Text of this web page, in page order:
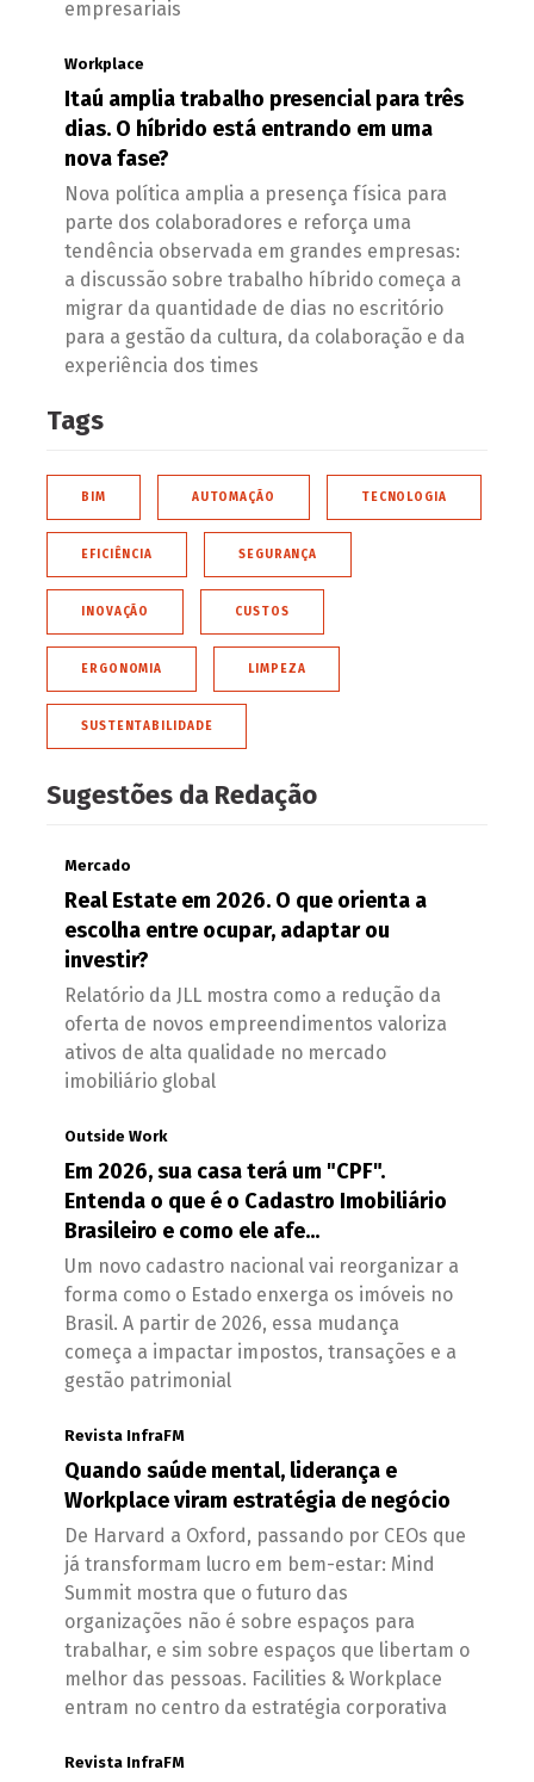
empresariais
Workplace
Itaú amplia trabalho presencial para três
dias. O híbrido está entrando em uma
nova fase?
Nova política amplia a presença física para
parte dos colaboradores e reforça uma
tendência observada em grandes empresas:
a discussão sobre trabalho híbrido começa a
migrar da quantidade de dias no escritório
para a gestão da cultura, da colaboração e da
experiência dos times
Tags
BIM AUTOMAÇÃO TECNOLOGIA
EFICIÊNCIA SEGURANÇA
INOVAÇÃO CUSTOS
ERGONOMIA LIMPEZA
SUSTENTABILIDADE
Sugestões da Redação
Mercado
Real Estate em 2026. O que orienta a
escolha entre ocupar, adaptar ou
investir?
Relatório da JLL mostra como a redução da
oferta de novos empreendimentos valoriza
ativos de alta qualidade no mercado
imobiliário global
Outside Work
Em 2026, sua casa terá um "CPF".
Entenda o que é o Cadastro Imobiliário
Brasileiro e como ele afe...
Um novo cadastro nacional vai reorganizar a
forma como o Estado enxerga os imóveis no
Brasil. A partir de 2026, essa mudança
começa a impactar impostos, transações e a
gestão patrimonial
Revista InfraFM
Quando saúde mental, liderança e
Workplace viram estratégia de negócio
De Harvard a Oxford, passando por CEOs que
já transformam lucro em bem-estar: Mind
Summit mostra que o futuro das
organizações não é sobre espaços para
trabalhar, e sim sobre espaços que libertam o
melhor das pessoas. Facilities & Workplace
entram no centro da estratégia corporativa
Revista InfraFM